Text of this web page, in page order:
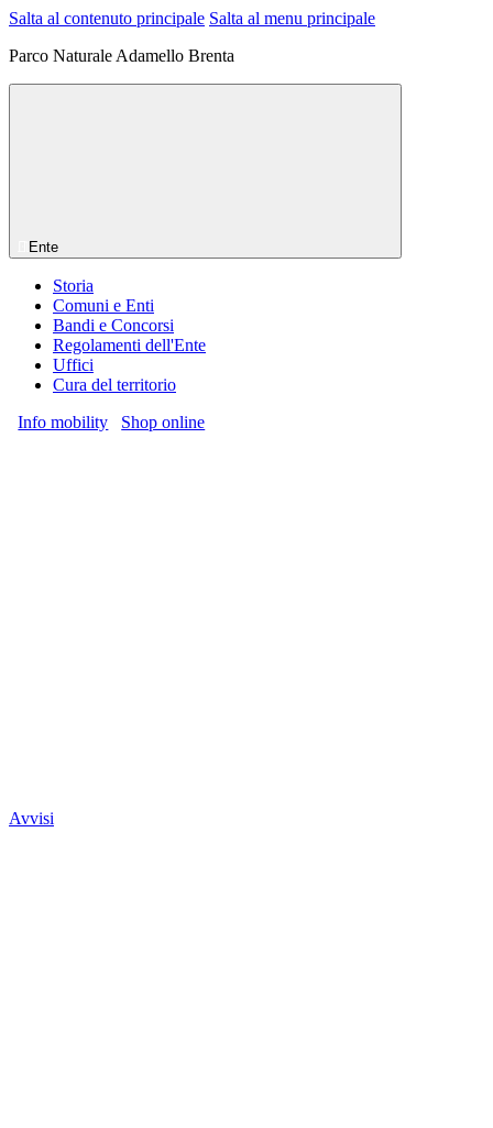
Salta al contenuto principale Salta al menu principale
Parco Naturale Adamello Brenta
Ente
Storia
Comuni e Enti
Bandi e Concorsi
Regolamenti dell'Ente
Uffici
Cura del territorio
Info mobility
Shop online
Avvisi